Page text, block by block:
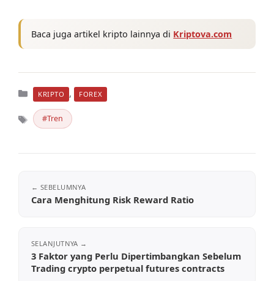
Baca juga artikel kripto lainnya di Kriptova.com
Kategori
KRIPTO , FOREX
Tag Tren
Cara Menghitung Risk Reward Ratio
3 Faktor yang Perlu Dipertimbangkan Sebelum
Trading crypto perpetual futures contracts